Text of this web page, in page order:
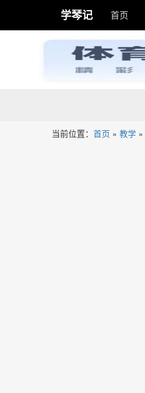
学琴记 首页
当前位置： 首页 » 教学 »